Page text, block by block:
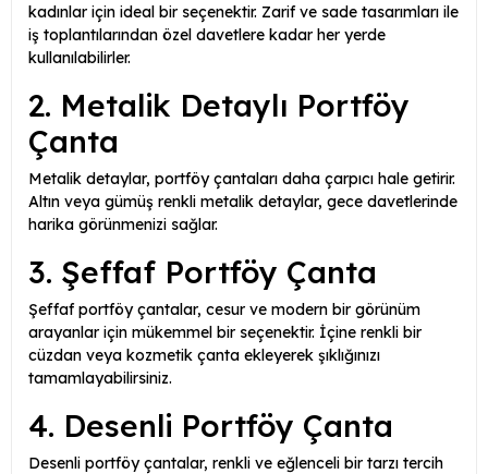
kadınlar için ideal bir seçenektir. Zarif ve sade tasarımları ile
iş toplantılarından özel davetlere kadar her yerde
kullanılabilirler.
2. Metalik Detaylı Portföy
Çanta
Metalik detaylar, portföy çantaları daha çarpıcı hale getirir.
Altın veya gümüş renkli metalik detaylar, gece davetlerinde
harika görünmenizi sağlar.
3. Şeffaf Portföy Çanta
Şeffaf portföy çantalar, cesur ve modern bir görünüm
arayanlar için mükemmel bir seçenektir. İçine renkli bir
cüzdan veya kozmetik çanta ekleyerek şıklığınızı
tamamlayabilirsiniz.
4. Desenli Portföy Çanta
Desenli portföy çantalar, renkli ve eğlenceli bir tarzı tercih